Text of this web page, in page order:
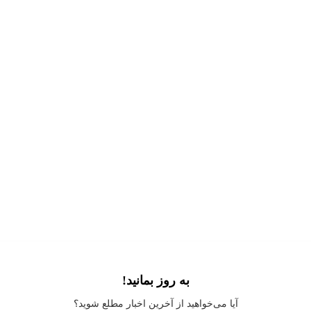
Application error: a client
-side exception has occurred while loading
به روز بمانید!
آیا می‌خواهید از آخرین اخبار مطلع شوید؟